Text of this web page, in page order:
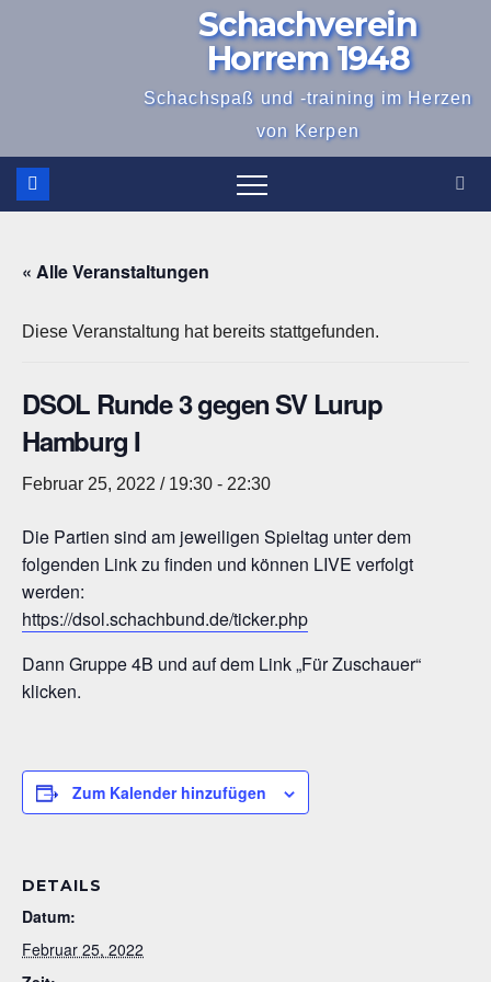
Schachverein
Horrem 1948
Schachspaß und -training im Herzen
von Kerpen
« Alle Veranstaltungen
Diese Veranstaltung hat bereits stattgefunden.
DSOL Runde 3 gegen SV Lurup
Hamburg I
Februar 25, 2022 / 19:30 - 22:30
Die Partien sind am jeweiligen Spieltag unter dem
folgenden Link zu finden und können LIVE verfolgt
werden:
https://dsol.schachbund.de/ticker.php
Dann Gruppe 4B und auf dem Link „Für Zuschauer“
klicken.
Zum Kalender hinzufügen
DETAILS
Datum:
Februar 25, 2022